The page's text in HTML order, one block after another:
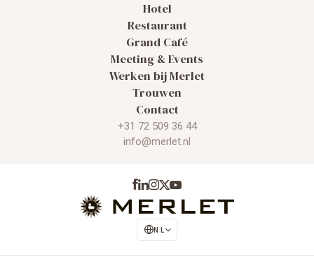
Hotel
Restaurant
Grand Café
Meeting & Events
Werken bij Merlet
Trouwen
Contact
+31 72 509 36 44
info@merlet.nl
NL
EN